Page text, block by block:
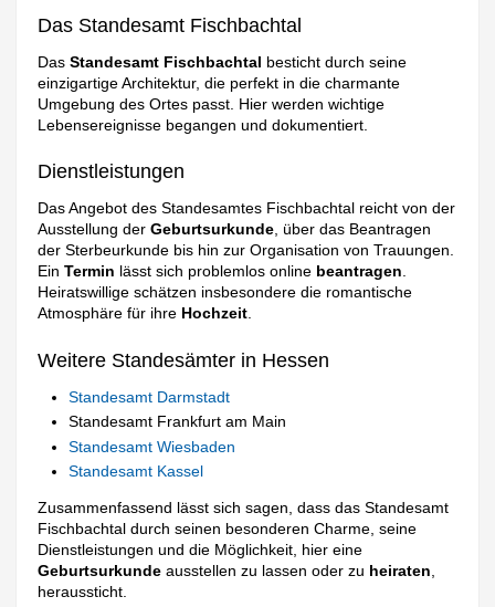
Das Standesamt Fischbachtal
DasStandesamt Fischbachtal besticht durch seine
einzigartige Architektur, die perfekt in die charmante
Umgebung des Ortes passt. Hier werden wichtige
Lebensereignisse begangen und dokumentiert.
Dienstleistungen
Das Angebot des Standesamtes Fischbachtal reicht von der
Ausstellung derGeburtsurkunde, über das Beantragen
der Sterbeurkunde bis hin zur Organisation von Trauungen.
EinTermin lässt sich problemlos online beantragen.
Heiratswillige schätzen insbesondere die romantische
Atmosphäre für ihre Hochzeit.
Weitere Standesämter in Hessen
Standesamt Darmstadt
Standesamt Frankfurt am Main
Standesamt Wiesbaden
Standesamt Kassel
Zusammenfassend lässt sich sagen, dass das Standesamt
Fischbachtal durch seinen besonderen Charme, seine
Dienstleistungen und die Möglichkeit, hier eine
Geburtsurkunde ausstellen zu lassen oder zu heiraten
heraussticht.